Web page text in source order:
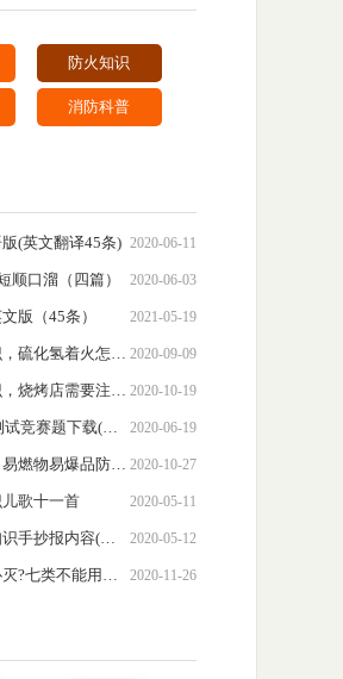
防火知识
消防科普
2020-06-11
(英文翻译45条)
2020-06-03
顺口溜（四篇）
2021-05-19
版（45条）
2020-09-09
硫化氢防火防护知识，硫化氢着火怎么扑灭?
2020-10-19
烧烤城防火安全知识，烧烤店需要注意哪些防火事项?
2020-06-19
2020森林防火知识测试竞赛题下载(含答案)
2020-10-27
易燃易爆品的种类，易燃物易爆品防火知识
2020-05-11
歌十一首
2020-05-12
初中校园防火安全知识手抄报内容(含图片)
2020-11-26
哪些火灾不能用水扑灭?七类不能用水补灭的火灾介绍